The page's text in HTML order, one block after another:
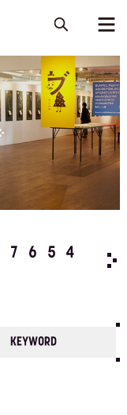
7 6 5
4
KEYWORD